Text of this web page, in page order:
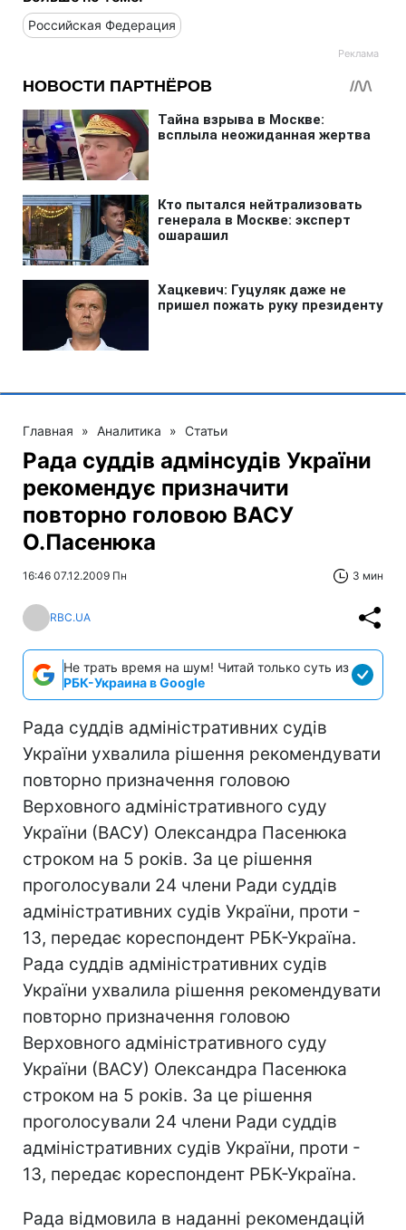
Российская Федерация
Главная » Аналитика » Статьи
Рада суддів адмінсудів України
рекомендує призначити
повторно головою ВАСУ
О.Пасенюка
16:46 07.12.2009 Пн 3 мин
RBC.UA
Не трать время на шум! Читай только суть из
РБК-Украина в Google
Рада суддів адміністративних судів
України ухвалила рішення рекомендувати
повторно призначення головою
Верховного адміністративного суду
України (ВАСУ) Олександра Пасенюка
строком на 5 років. За це рішення
проголосували 24 члени Ради суддів
адміністративних судів України, проти -
13, передає кореспондент РБК-Україна.
Рада суддів адміністративних судів
України ухвалила рішення рекомендувати
повторно призначення головою
Верховного адміністративного суду
України (ВАСУ) Олександра Пасенюка
строком на 5 років. За це рішення
проголосували 24 члени Ради суддів
адміністративних судів України, проти -
13, передає кореспондент РБК-Україна.
Рада відмовила в наданні рекомендацій